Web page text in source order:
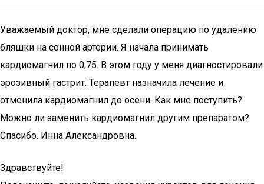
Уважаемый доктор, мне сделали операцию по удалению
бляшки на сонной артерии. Я начала принимать
кардиомагнил по 0,75. В этом году у меня диагностировали
эрозивный гастрит. Терапевт назначила лечение и
отменила кардиомагнил до осени. Как мне поступить?
Можно ли заменить кардиомагнил другим препаратом?
Спасибо. Инна Александровна.
Здравствуйте!